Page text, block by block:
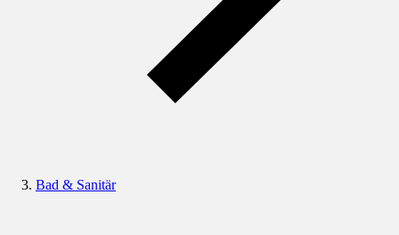
Bad & Sanitär